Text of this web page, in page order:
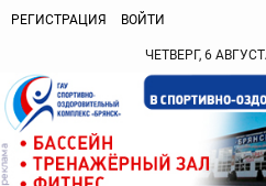
РЕГИСТРАЦИЯ ВОЙТИ
ЧЕТВЕРГ, 6